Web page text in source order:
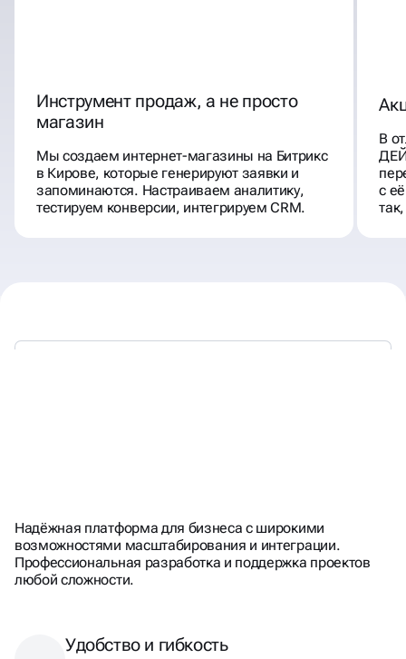
Инструмент продаж, а не просто
магазин
Мы создаем интернет-магазины на Битрикс
в Кирове, которые генерируют заявки и
запоминаются. Настраиваем аналитику,
тестируем конверсии, интегрируем CRM.
В
с
1С-БИТРИКС — ЭТО
ПОПУЛЯРНАЯ РОССИЙСКАЯ
CMSДЛЯ СОЗДАНИЯ САЙТОВ
Надёжная платформа для бизнеса с широкими
возможностями масштабирования и интеграции.
Профессиональная разработка и поддержка проектов
любой сложности.
Удобство и гибкость